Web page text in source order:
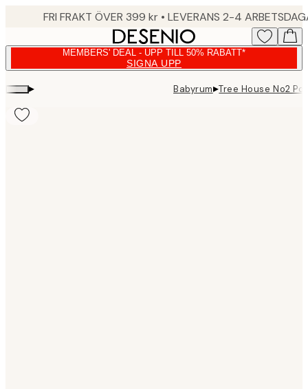
FRI FRAKT ÖVER 399 kr • LEVERANS 2-4
MEMBERS' DEAL - UPP TILL 50% RABATT*
SIGNA UPP
▸ Babyrum▸Tree House No2